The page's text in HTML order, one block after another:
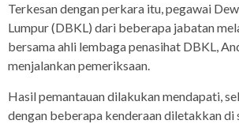
Terkesan dengan perkara itu, pegawai
Lumpur (DBKL) dari beberapa jabatan
bersama ahli lembaga penasihat DBKL,
menjalankan pemeriksaan.
Hasil pemantauan dilakukan mendapati,
dengan beberapa kenderaan diletakkan di